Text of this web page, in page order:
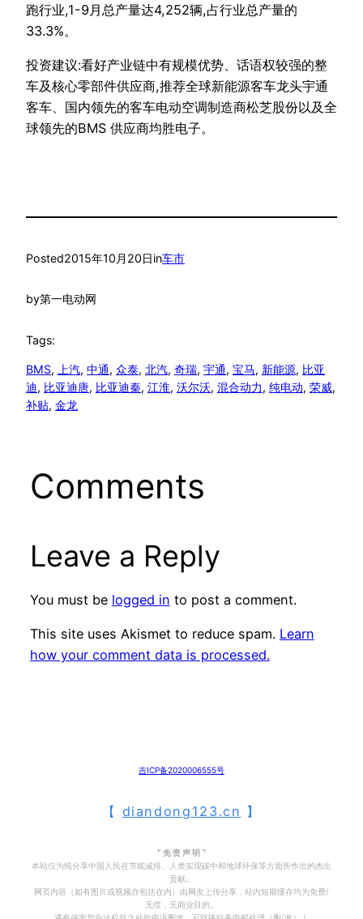
跑行业,1-9月总产量达4,252辆,占行业总产量的
33.3%。
投资建议:看好产业链中有规模优势、话语权较强的整
车及核心零部件供应商,推荐全球新能源客车龙头宇通
客车、国内领先的客车电动空调制造商松芝股份以及全
球领先的BMS 供应商均胜电子。
Posted2015年10月20日in车市
by第一电动网
Tags:
BMS, 上汽, 中通, 众泰, 北汽, 奇瑞, 宇通, 宝马, 新能源, 比亚
迪, 比亚迪唐, 比亚迪秦, 江淮, 沃尔沃, 混合动力, 纯电动, 荣威
补贴, 金龙
Comments
Leave a Reply
You must be logged in to post a comment.
This site uses Akismet to reduce spam. Learn
how your comment data is processed.
吉ICP备2020006555号
【 diandong123.cn 】
⌜ 免 责 声 明 ⌝
本站仅为纯分享中国人民在节能减排、人类实现碳中和地球环保等方面所作出的杰出
贡献。
网页内容（如有图片或视频亦包括在内）由网友上传分享，站内短期缓存均为免费/
无偿，无商业目的。
遇有侵害您合法权益之处欲申诉删改，可联络站务电邮处理（删/改）！